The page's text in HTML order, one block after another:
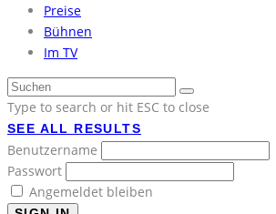
Preise
Bühnen
Im TV
Type to search or hit ESC to close
SEE ALL RESULTS
Benutzername
Passwort
Angemeldet bleiben